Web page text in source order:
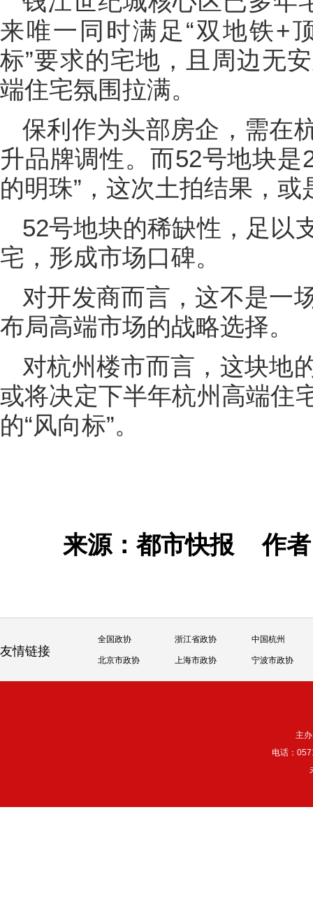
来唯一同时满足“双地铁+
标”要求的宅地，且周边无
端住宅氛围拉满。
保利作为头部房企，需在
升品牌调性。而52号地块是
的明珠”，这次土拍结果，或
52号地块的稀缺性，足以
宅，形成市场口碑。
对开发商而言，这不是一
布局高端市场的战略选择。
对杭州楼市而言，这块地
或将决定下半年杭州高端住
的“风向标”。
来源：都市快报作
友情链接
全国政协 浙江省政协 中国杭州
北京市政协 上海市政协 宁波市政协
主
电话：